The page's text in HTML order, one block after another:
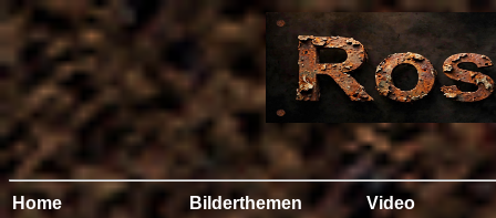
Home Bilderthemen Video